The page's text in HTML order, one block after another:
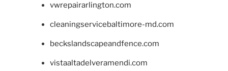
vwrepairarlington.com
cleaningservicebaltimore-md.com
beckslandscapeandfence.com
vistaaltadelveramendi.com